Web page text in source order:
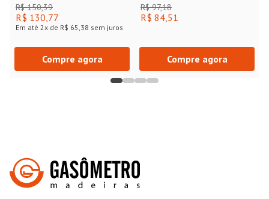
R$ 150,39
R$ 130,77
Em até 2x de R$ 65,38 sem juros
Compre agora
R$ 97,18
R$ 84,51
Compre agora